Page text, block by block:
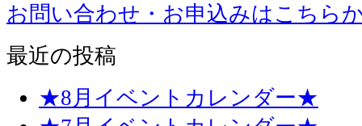
お問い合わせ・お申込みはこちら
最近の投稿
★8月イベントカレンダー★